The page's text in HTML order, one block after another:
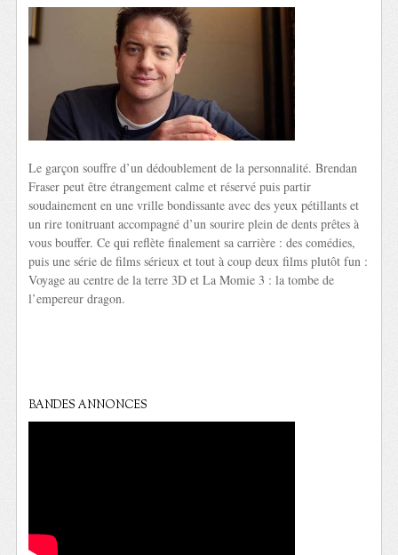
Le garçon souffre d’un dédoublement de la personnalité. Brendan
Fraser peut être étrangement calme et réservé puis partir
soudainement en une vrille bondissante avec des yeux pétillants et
un rire tonitruant accompagné d’un sourire plein de dents prêtes à
vous bouffer. Ce qui reflète finalement sa carrière : des comédies,
puis une série de films sérieux et tout à coup deux films plutôt fun :
Voyage au centre de la terre 3D et La Momie 3 : la tombe de
l’empereur dragon.
BANDES ANNONCES